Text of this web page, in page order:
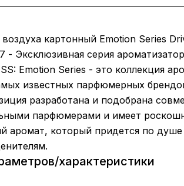
картонный Emotion Series
- Эксклюзивная серия
Emotion Series - это коллекция
известных парфюмерных
разработана и подобрана
парфюмерами и имеет
аромат, который придется по
характеристики